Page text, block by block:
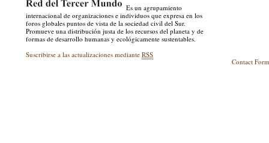
Es un agrupamiento
internacional de organizaciones e individuos que expresa en los
foros globales puntos de vista de la sociedad civil del Sur.
Promueve una distribución justa de los recursos del planeta y de
formas de desarrollo humanas y ecológicamente sustentables.
Suscribirse a las actualizaciones medianteRSS
Contact Form